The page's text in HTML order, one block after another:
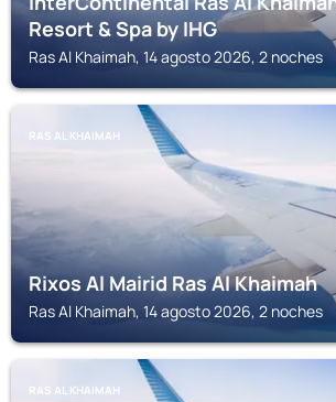
Resort & Spa by IHG
Ras Al Khaimah, 14 agosto 2026, 2 noches
RAS AL KHAIMAH
Rixos Al Mairid Ras Al Khaimah
Ras Al Khaimah, 14 agosto 2026, 2 noches
RAS AL KHAIMAH